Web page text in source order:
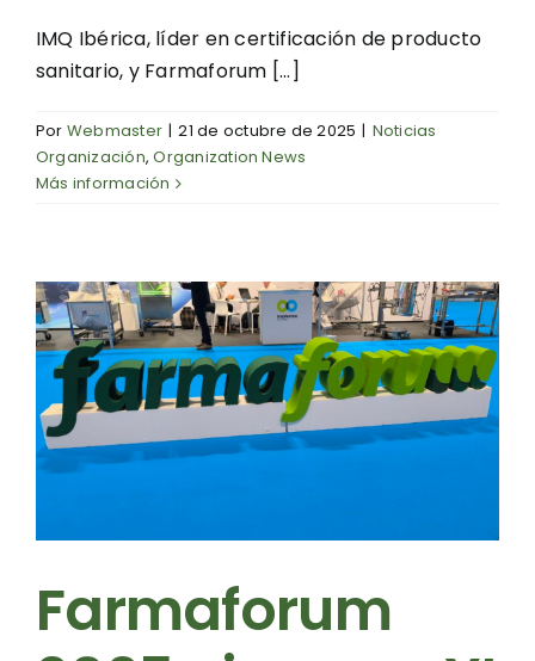
IMQ Ibérica, líder en certificación de producto
sanitario, y Farmaforum [...]
Por Webmaster | 21 de octubre de 2025 | Noticias
Organización,Organization News
Más información
Farmaforum